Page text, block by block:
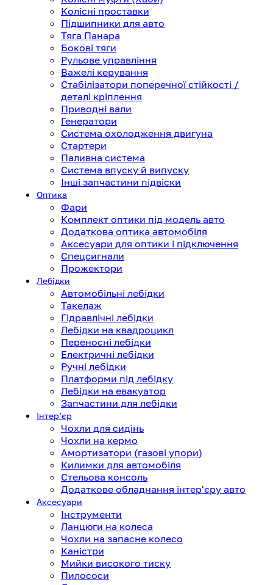
Колісні проставки
Підшипники для авто
Тяга Панара
Бокові тяги
Рульове управління
Важелі керування
Стабілізатори поперечної стійкості /
деталі кріплення
Приводні вали
Генератори
Система охолодження двигуна
Стартери
Паливна система
Система впуску й випуску
Інші запчастини підвіски
Оптика
Фари
Комплект оптики під модель авто
Додаткова оптика автомобіля
Аксесуари для оптики і підключення
Спецсигнали
Прожектори
Лебідки
Автомобільні лебідки
Такелаж
Гідравлічні лебідки
Лебідки на квадроцикл
Переносні лебідки
Електричні лебідки
Ручні лебідки
Платформи під лебідку
Лебідки на евакуатор
Запчастини для лебідки
Інтерʼєр
Чохли для сидінь
Чохли на кермо
Амортизатори (газові упори)
Килимки для автомобіля
Стельова консоль
Додаткове обладнання інтер'єру авто
Аксесуари
Інструменти
Ланцюги на колеса
Чохли на запасне колесо
Каністри
Мийки високого тиску
Пилососи